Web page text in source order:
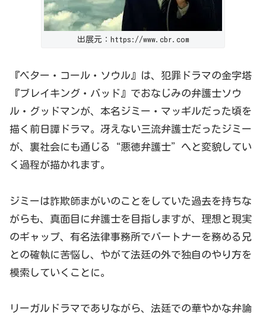
出展元：https://www.cbr.com
『ベター・コール・ソウル』は、犯罪ドラマの金字塔
『ブレイキング・バッド』でおなじみの弁護士ソウ
ル・グッドマンが、本名ジミー・マッギルだった頃を
描く前日譚ドラマ。冴えない三流弁護士だったジミー
が、裏社会にも通じる“悪徳弁護士”へと変貌してい
く過程が描かれます。
ジミーは詐欺師まがいのことをしていた過去を持ちな
がらも、真面目に弁護士を目指しますが、理想と現実
のギャップ、有名法律事務所でパートナーを務める兄
との確執に苦悩し、やがて法廷の外で独自のやり方を
模索していくことに。
リーガルドラマでありながら、 法廷での華やかな弁論